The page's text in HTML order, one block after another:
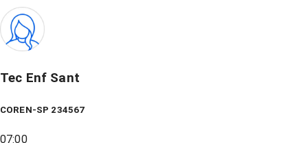
Tec Enf Sant
COREN-SP 234567
07:00